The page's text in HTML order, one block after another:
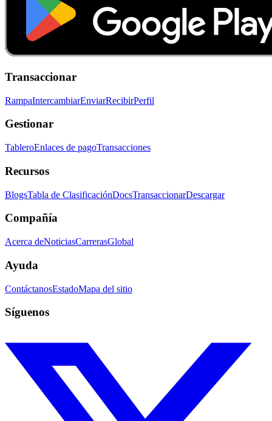
Transaccionar
RampaIntercambiarEnviarRecibirPerfil
Gestionar
TableroEnlaces de pagoTransacciones
Recursos
BlogsTabla de ClasificaciónDocsTransaccionarDescargar
Compañía
Acerca deNoticiasCarrerasGlobal
Ayuda
ContáctanosEstadoMapa del sitio
Síguenos